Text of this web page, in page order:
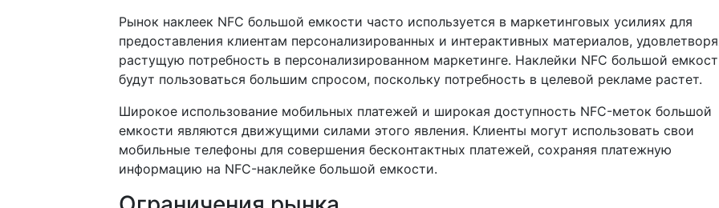
Рынок наклеек NFC большой емкости часто используется в маркетинговых усилиях для
предоставления клиентам персонализированных и интерактивных материалов,
растущую потребность в персонализированном маркетинге. Наклейки NFC большой
будут пользоваться большим спросом, поскольку потребность в целевой рекламе растет.
Широкое использование мобильных платежей и широкая доступность NFC-меток большой
емкости являются движущими силами этого явления. Клиенты могут использовать свои
мобильные телефоны для совершения бесконтактных платежей, сохраняя платежную
информацию на NFC-наклейке большой емкости.